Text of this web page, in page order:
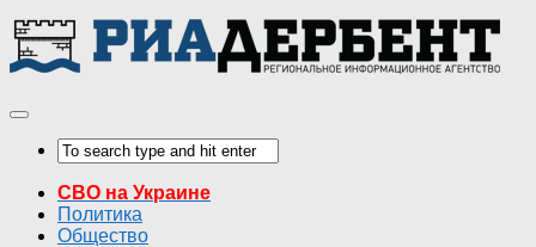
СВО на Украине
Политика
Общество